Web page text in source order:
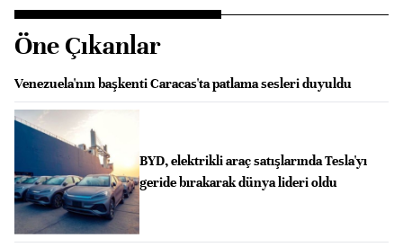
Öne Çıkanlar
Venezuela'nın başkenti Caracas'ta patlama sesleri duyuldu
BYD, elektrikli araç satışlarında Tesla'yı
geride bırakarak dünya lideri oldu